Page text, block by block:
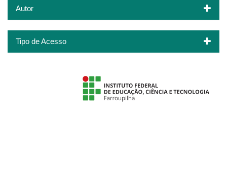
Autor
Tipo de Acesso